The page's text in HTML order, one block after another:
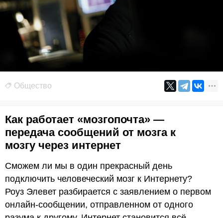
Общество
Как работает «мозгопочта» —
передача сообщений от мозга к
мозгу через интернет
Сможем ли мы в один прекрасный день
подключить человеческий мозг к Интернету?
Роуз Элевет разбирается с заявлением о первом
онлайн-сообщении, отправленном от одного